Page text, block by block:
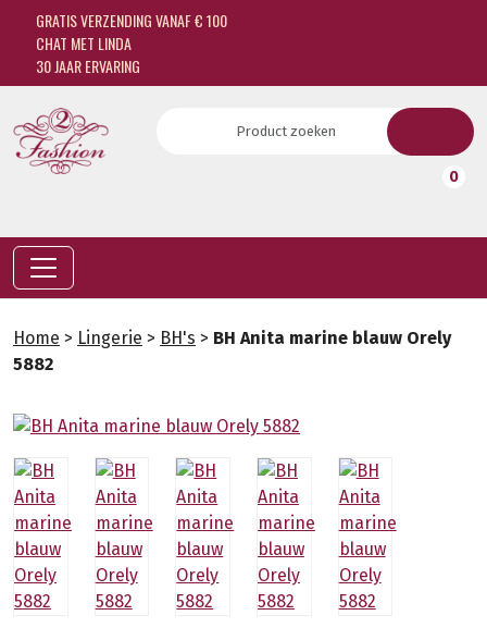
GRATIS VERZENDING VANAF € 100
CHAT MET LINDA
30 JAAR ERVARING
0
Home > Lingerie > BH's > BH Anita marine blauw Orely
5882